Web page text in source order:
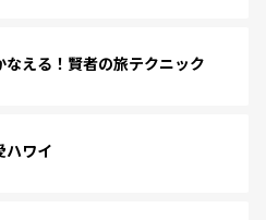
なえる！賢者の旅テクニック
ワイ